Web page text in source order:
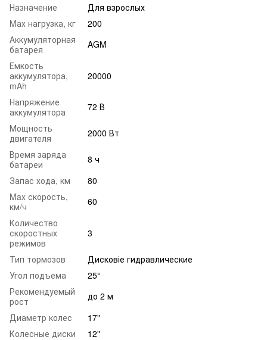
Назначение
Для взрослых
Mаx нагрузка, кг
200
Аккумуляторная
батарея
AGM
Емкость
аккумулятора,
mAh
20000
Напряжение
аккумулятора
72 В
Мощность
двигателя
2000 Вт
Время заряда
батареи
8 ч
Запас хода, км
80
Max скорость,
км/ч
60
Количество
скоростных
режимов
3
Тип тормозов
Дисковіе гидравлические
Угол подъема
25°
Рекомендуемый
рост
до 2 м
Диаметр колес
17"
Колесные диски
12"